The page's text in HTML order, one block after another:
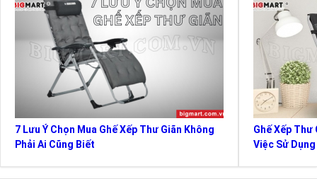
7 Lưu Ý Chọn Mua Ghế Xếp Thư Giãn Không
Phải Ai Cũng Biết
Ghế Xếp Thư
Việc Sử